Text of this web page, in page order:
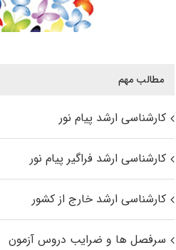
مطالب مهم
کارشناسی ارشد پیام نور
کارشناسی ارشد فراگیر پیام نور
کارشناسی ارشد خارج از کشور
سرفصل ها و ضرایب دروس آزمون